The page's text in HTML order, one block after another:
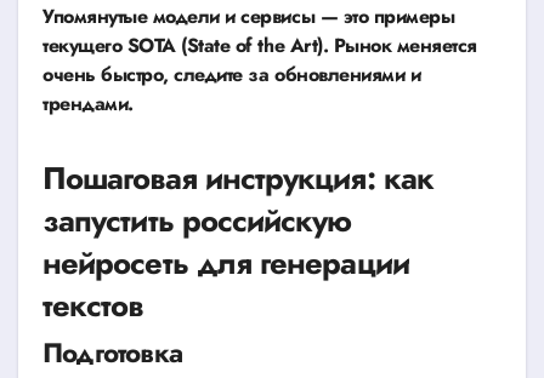
Упомянутые модели и сервисы — это примеры
текущего SOTA (State of the Art). Рынок меняется
очень быстро, следите за обновлениями и
трендами.
Пошаговая инструкция: как
запустить российскую
нейросеть для генерации
текстов
Подготовка